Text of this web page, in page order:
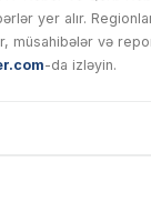
yer alır.
müsahibələr və
-da izləyin.